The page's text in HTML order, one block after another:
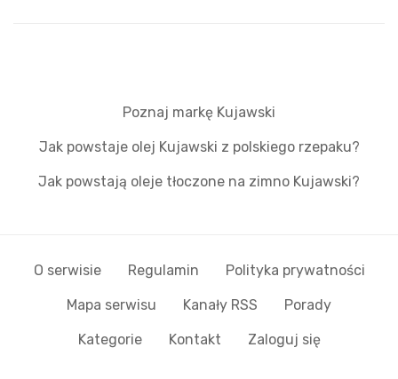
Poznaj markę Kujawski
Jak powstaje olej Kujawski z polskiego rzepaku?
Jak powstają oleje tłoczone na zimno Kujawski?
O serwisie Regulamin Polityka prywatności
Mapa serwisu Kanały RSS Porady
Kategorie Kontakt Zaloguj się